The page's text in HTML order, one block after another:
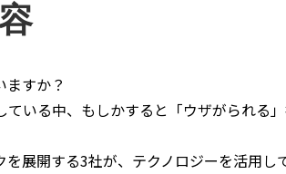
ますか？
いる中、もしかすると「ウザがられる
展開する3社が、テクノロジーを活用し